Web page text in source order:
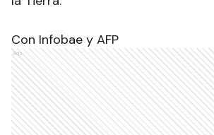
Con Infobae y AFP
Ads